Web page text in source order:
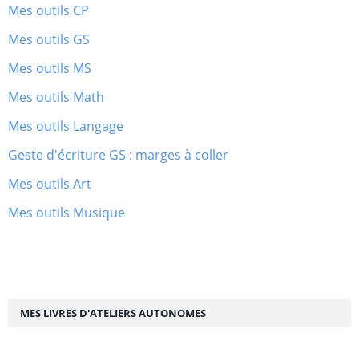
Mes outils CP
Mes outils GS
Mes outils MS
Mes outils Math
Mes outils Langage
Geste d'écriture GS : marges à coller
Mes outils Art
Mes outils Musique
MES LIVRES D'ATELIERS AUTONOMES